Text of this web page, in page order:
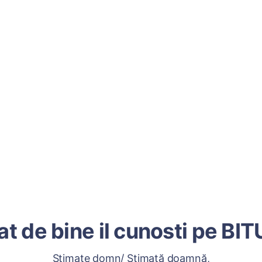
de bine il cunosti pe
Stimate domn/ Stimată doamnă,